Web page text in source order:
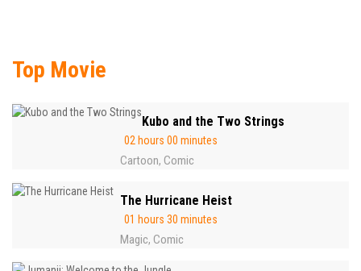
Top Movie
Kubo and the Two Strings
02 hours 00 minutes
Cartoon, Comic
The Hurricane Heist
01 hours 30 minutes
Magic, Comic